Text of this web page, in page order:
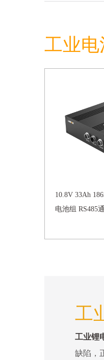
工业电
10.8V 33Ah
电池组 RS485
工
工业锂
缺陷，